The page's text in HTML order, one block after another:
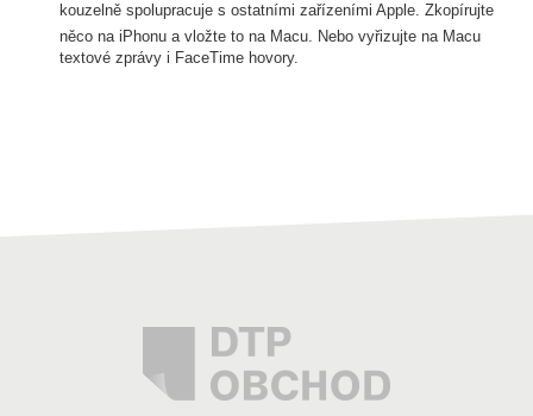
kouzelně spolupracuje s ostatními zařízeními Apple. Zkopírujte
něco na iPhonu a vložte to na Macu.
Nebo vyřizujte na Macu
textové zprávy i FaceTime hovory.